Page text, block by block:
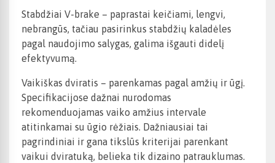
Stabdžiai V-brake – paprastai keičiami, lengvi,
nebrangūs, tačiau pasirinkus stabdžių kaladėles
pagal naudojimo salygas, galima išgauti didelį
efektyvumą.
Vaikiškas dviratis – parenkamas pagal amžių ir ūgį.
Specifikacijose dažnai nurodomas
rekomenduojamas vaiko amžius intervale
atitinkamai su ūgio rėžiais. Dažniausiai tai
pagrindiniai ir gana tikslūs kriterijai parenkant
vaikui dviratuką, belieka tik dizaino patrauklumas.